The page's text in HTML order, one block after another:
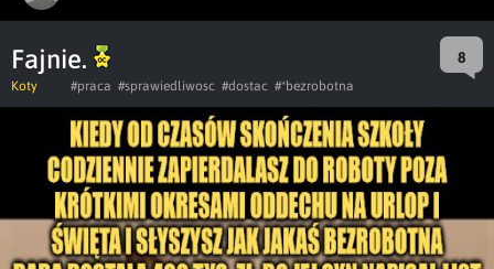
Fajnie. 8
Koty #praca #sprawiedliwosc #dostac #*bezrobotna